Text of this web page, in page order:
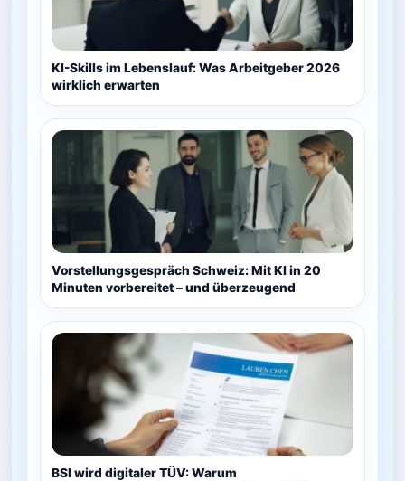
KI-Skills im Lebenslauf: Was Arbeitgeber 2026
wirklich erwarten
Vorstellungsgespräch Schweiz: Mit KI in 20
Minuten vorbereitet – und überzeugend
BSI wird digitaler TÜV: Warum